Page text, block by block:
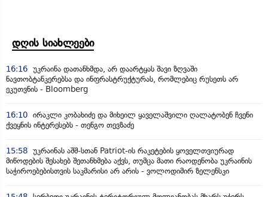
დღის სიახლეები
16:16 უკრაინა დათანხმდა, არ დაარტყას შავი ზღვაში
ნავთობტანკერებსა და ინფრასტრუქტურას, რომლებიც რუსეთს არ
ეკუთვნის - Bloomberg
16:10 ირაკლი კობახიძე და მიხეილ ყაველაშვილი ღალატობენ ჩვენი
ქვეყნის ინტერესებს - თენგო თევზაძე
15:58 უკრაინას აშშ-სთან Patriot-ის რაკეტების ყოველთვიურად
მიწოდების შესახებ შეთანხმება აქვს, თუმცა მათი რაოდენობა უკრაინის
საჭიროებებისთვის საკმარისი არ არის - ვოლოდიმირ ზელენსკი